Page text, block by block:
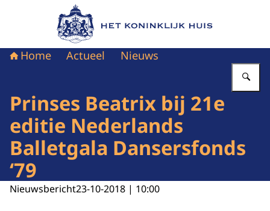
Naar de homepage van Het Koninklijk Huis
Home Actueel Nieuws
Prinses Beatrix bij 21e
editie Nederlands
Balletgala Dansersfonds
‘79
Nieuwsbericht23-10-2018 | 10:00